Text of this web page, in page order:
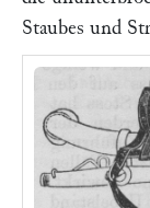
Staubes und